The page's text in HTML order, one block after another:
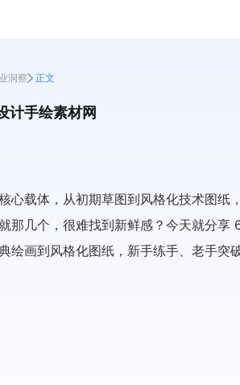
洞察 正文
计手绘素材网
心载体，从初期草图到风格化技术图纸
那几个，很难找到新鲜感？今天就分享
绘画到风格化图纸，新手练手、老手突